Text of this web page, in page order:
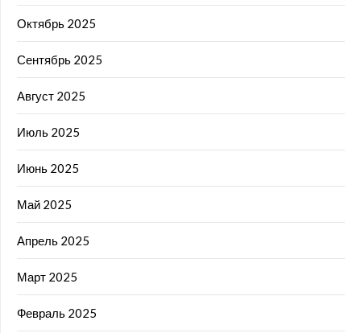
Октябрь 2025
Сентябрь 2025
Август 2025
Июль 2025
Июнь 2025
Май 2025
Апрель 2025
Март 2025
Февраль 2025